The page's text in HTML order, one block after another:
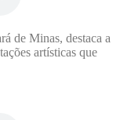
de Minas, destaca a
artísticas que